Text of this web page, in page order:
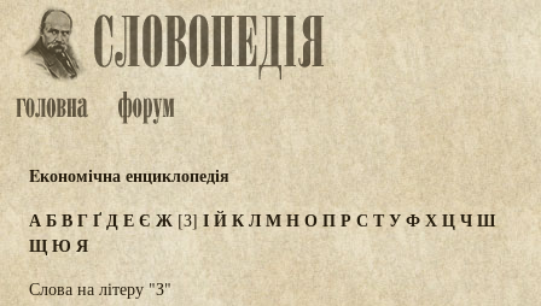
Eкономічна енциклопедія
АБВГҐДЕЄ Ж[З] ІЙКЛМНОПР С ТУФХЦЧШ
ЩЮ Я
Слова на літеру "З"